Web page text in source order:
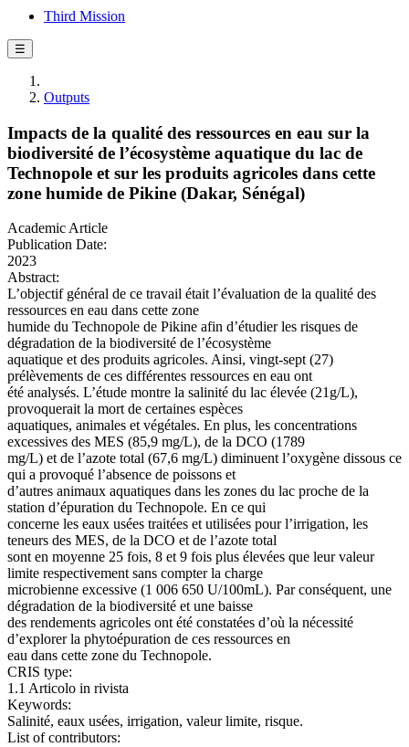
Third Mission
☰
Outputs
Impacts de la qualité des ressources en eau sur la
biodiversité de l’écosystème aquatique du lac de
Technopole et sur les produits agricoles dans cette
zone humide de Pikine (Dakar, Sénégal)
Academic Article
Publication Date:
2023
Abstract:
L’objectif général de ce travail était l’évaluation de la qualité des
ressources en eau dans cette zone
humide du Technopole de Pikine afin d’étudier les risques de
dégradation de la biodiversité de l’écosystème
aquatique et des produits agricoles. Ainsi, vingt-sept (27)
prélèvements de ces différentes ressources en eau ont
été analysés. L’étude montre la salinité du lac élevée (21g/L),
provoquerait la mort de certaines espèces
aquatiques, animales et végétales. En plus, les concentrations
excessives des MES (85,9 mg/L), de la DCO (1789
mg/L) et de l’azote total (67,6 mg/L) diminuent l’oxygène dissous ce
qui a provoqué l’absence de poissons et
d’autres animaux aquatiques dans les zones du lac proche de la
station d’épuration du Technopole. En ce qui
concerne les eaux usées traitées et utilisées pour l’irrigation, les
teneurs des MES, de la DCO et de l’azote total
sont en moyenne 25 fois, 8 et 9 fois plus élevées que leur valeur
limite respectivement sans compter la charge
microbienne excessive (1 006 650 U/100mL). Par conséquent, une
dégradation de la biodiversité et une baisse
des rendements agricoles ont été constatées d’où la nécessité
d’explorer la phytoépuration de ces ressources en
eau dans cette zone du Technopole.
CRIS type:
1.1 Articolo in rivista
Keywords:
Salinité, eaux usées, irrigation, valeur limite, risque.
List of contributors: